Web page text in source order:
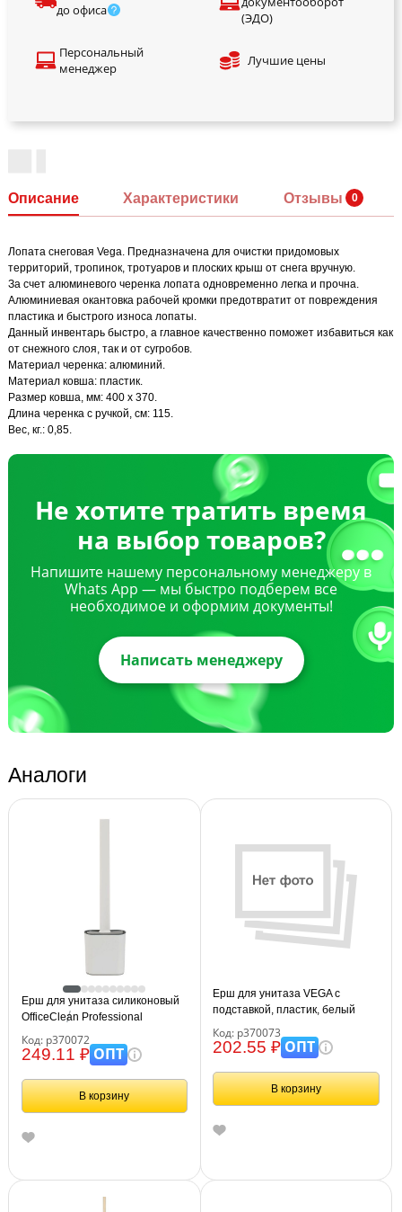
до офиса
(ЭДО)
Персональный
менеджер
Лучшие цены
Описание Характеристики Отзывы
Лопата снеговая Vega. Предназначена для очистки придомовых
территорий, тропинок, тротуаров и плоских крыш от снега вручную.
За счет алюминевого черенка лопата одновременно легка и прочна.
Алюминиевая окантовка рабочей кромки предотвратит от повреждения
пластика и быстрого износа лопаты.
Данный инвентарь быстро, а главное качественно поможет избавиться как
от снежного слоя, так и от сугробов.
Материал черенка: алюминий.
Материал ковша: пластик.
Размер ковша, мм: 400 х 370.
Длина черенка с ручкой, см: 115.
Вес, кг.: 0,85.
Не хотите тратить время
на выбор товаров?
Напишите нашему персональному менеджеру в
Whats App — мы быстро подберем все
необходимое и оформим документы!
Написать менеджеру
Аналоги
Ерш для унитаза силиконовый
OfficeClean Professional
настенный с креплением
Код: р370072
249.11 ₽ОПТ
В корзину
Ерш для унитаза VEGA с
подставкой, пластик, белый
Код: р370073
202.55 ₽ОПТ
В корзину